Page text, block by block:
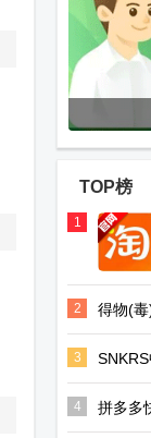
TOP榜
1
2 得物(
3
4 拼多多